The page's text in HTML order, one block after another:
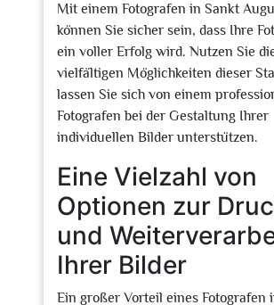
Mit einem Fotografen in Sankt
können Sie sicher sein, dass Ihre
ein voller Erfolg wird. Nutzen Sie
vielfältigen Möglichkeiten dieser
lassen Sie sich von einem
Fotografen bei der Gestaltung Ihrer
individuellen Bilder unterstützen.
Eine Vielzahl von
Optionen zur
und
Ihrer Bilder
Ein großer Vorteil eines Fotografen